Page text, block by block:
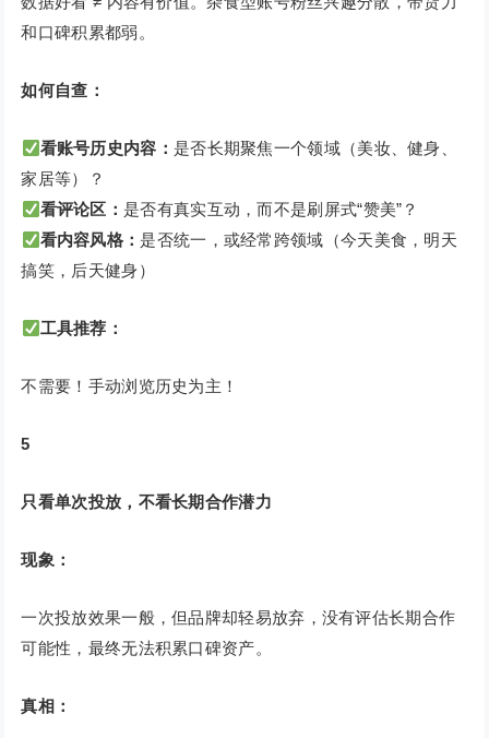
和口碑积累都弱。
如何自查：
看账号历史内容： 是否长期聚焦一个领域（美妆、健身、
家居等）？
看评论区： 是否有真实互动，而不是刷屏式“赞美”？
看内容风格： 是否统一，或经常跨领域（今天美食，明天
搞笑，后天健身）
工具推荐：
不需要！手动浏览历史为主！
5
只看单次投放，不看长期合作潜力
现象：
一次投放效果一般，但品牌却轻易放弃，没有评估长期合作
可能性，最终无法积累口碑资产。
真相：